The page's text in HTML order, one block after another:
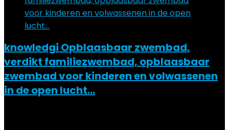
knowledgi Opblaasbaar zwembad,
verdikt familiezwembad, opblaasbaar
zwembad voor kinderen en volwassenen
in de open lucht…